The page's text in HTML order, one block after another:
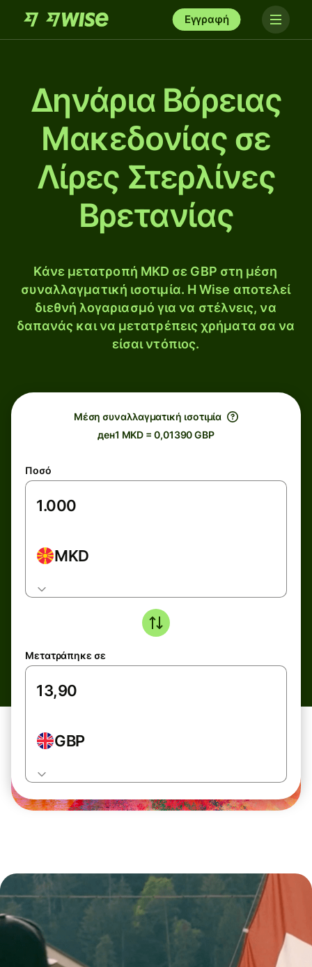
Εγγραφή
Δηνάρια Βόρειας
Μακεδονίας σε
Λίρες Στερλίνες
Βρετανίας
Κάνε μετατροπή MKD σε GBP στη μέση
συναλλαγματική ισοτιμία. Η Wise αποτελεί
διεθνή λογαριασμό για να στέλνεις, να
δαπανάς και να μετατρέπεις χρήματα σα να
είσαι ντόπιος.
Μέση συναλλαγματική ισοτιμία
ден1 MKD = 0,01390 GBP
Ποσό
MKD
Μετατράπηκε σε
GBP